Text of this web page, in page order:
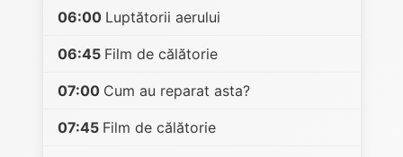
06:00 Luptătorii aerului
06:45 Film de călătorie
07:00 Cum au reparat asta?
07:45 Film de călătorie